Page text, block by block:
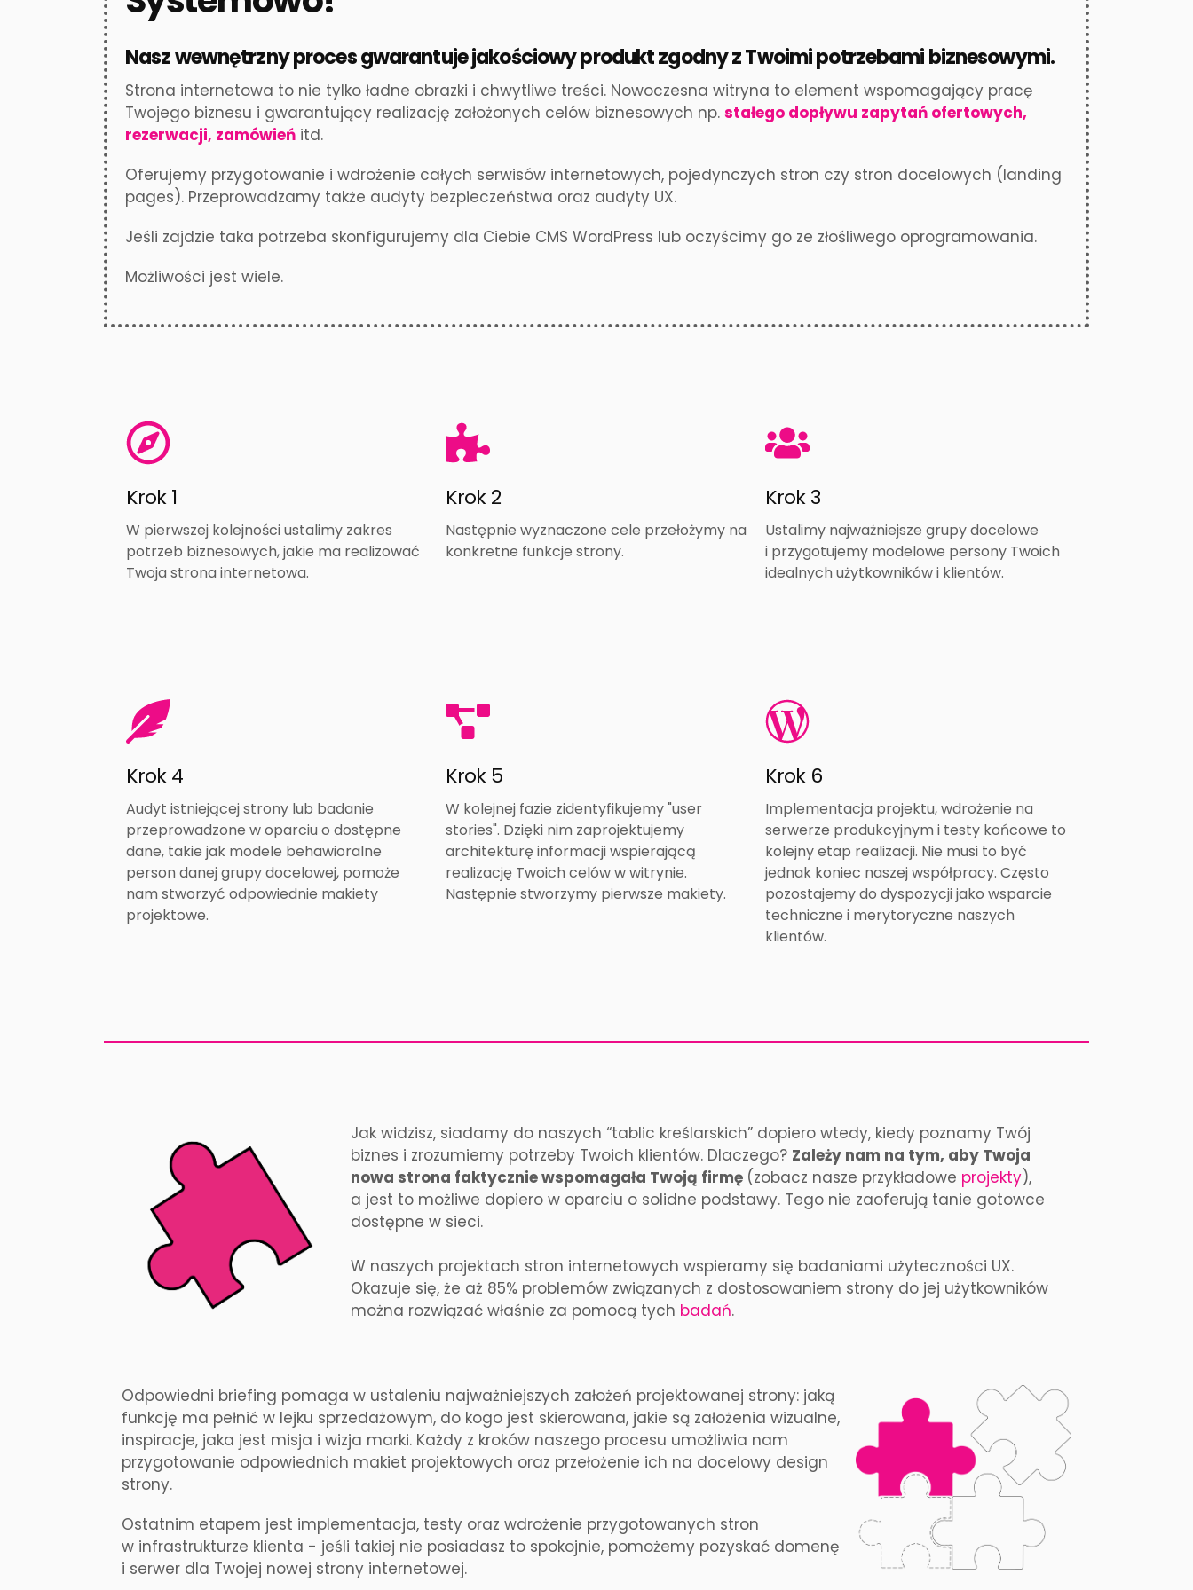
Nasz wewnętrzny proces gwarantuje jakościowy produkt zgodny z Twoimi potrzebami biznesowymi.
Strona internetowa to nie tylko ładne obrazki i chwytliwe treści. Nowoczesna witryna to element wspomagający pracę
Twojego biznesu i gwarantujący realizację założonych celów biznesowych np. stałego dopływu zapytań ofertowych,
rezerwacji, zamówień itd.
Oferujemy przygotowanie i wdrożenie całych serwisów internetowych, pojedynczych stron czy stron docelowych (landing
pages). Przeprowadzamy także audyty bezpieczeństwa oraz audyty UX.
Jeśli zajdzie taka potrzeba skonfigurujemy dla Ciebie CMS WordPress lub oczyścimy go ze złośliwego oprogramowania.
Możliwości jest wiele.
Krok 1
W pierwszej kolejności ustalimy zakres
potrzeb biznesowych, jakie ma realizować
Twoja strona internetowa.
Krok 2
Następnie wyznaczone cele przełożymy na
konkretne funkcje strony.
Krok 3
Ustalimy najważniejsze grupy docelowe
i przygotujemy modelowe persony Twoich
idealnych użytkowników i klientów.
Krok 4
Audyt istniejącej strony lub badanie
przeprowadzone w oparciu o dostępne
dane, takie jak modele behawioralne
person danej grupy docelowej, pomoże
nam stworzyć odpowiednie makiety
projektowe.
Krok 5
W kolejnej fazie zidentyfikujemy "user
stories". Dzięki nim zaprojektujemy
architekturę informacji wspierającą
realizację Twoich celów w witrynie.
Następnie stworzymy pierwsze makiety.
Krok 6
Implementacja projektu, wdrożenie na
serwerze produkcyjnym i testy końcowe to
kolejny etap realizacji. Nie musi to być
jednak koniec naszej współpracy. Często
pozostajemy do dyspozycji jako wsparcie
techniczne i merytoryczne naszych
klientów.
Jak widzisz, siadamy do naszych “tablic kreślarskich” dopiero wtedy, kiedy poznamy Twój
biznes i zrozumiemy potrzeby Twoich klientów. Dlaczego? Zależy nam na tym, aby Twoja
nowa strona faktycznie wspomagała Twoją firmę (zobacz nasze przykładowe projekty),
a jest to możliwe dopiero w oparciu o solidne podstawy. Tego nie zaoferują tanie gotowce
dostępne w sieci.
W naszych projektach stron internetowych wspieramy się badaniami użyteczności UX.
Okazuje się, że aż 85% problemów związanych z dostosowaniem strony do jej użytkowników
można rozwiązać właśnie za pomocą tych badań.
Odpowiedni briefing pomaga w ustaleniu najważniejszych założeń projektowanej strony: jaką
funkcję ma pełnić w lejku sprzedażowym, do kogo jest skierowana, jakie są założenia wizualne,
inspiracje, jaka jest misja i wizja marki. Każdy z kroków naszego procesu umożliwia nam
przygotowanie odpowiednich makiet projektowych oraz przełożenie ich na docelowy design
strony.
Ostatnim etapem jest implementacja, testy oraz wdrożenie przygotowanych stron
w infrastrukturze klienta - jeśli takiej nie posiadasz to spokojnie, pomożemy pozyskać domenę
i serwer dla Twojej nowej strony internetowej.